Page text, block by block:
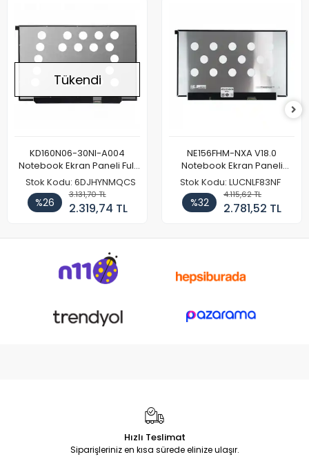
Tükendi
KD160N06-30NI-A004
Notebook Ekran Paneli Full
HD
Stok Kodu: 6DJHYNMQCS
%26
3.131,70 TL
2.319,74 TL
NE156FHM-NXA V18.0
Notebook Ekran Paneli
144Hz
Stok Kodu: LUCNLF83NF
%32
4.115,62 TL
2.781,52 TL
Hızlı Teslimat
Siparişleriniz en kısa sürede elinize ulaşır.